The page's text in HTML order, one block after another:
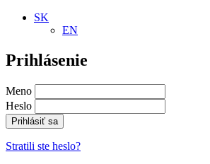
SK
EN
Prihlásenie
Meno
Heslo
Prihlásiť sa
Stratili ste heslo?